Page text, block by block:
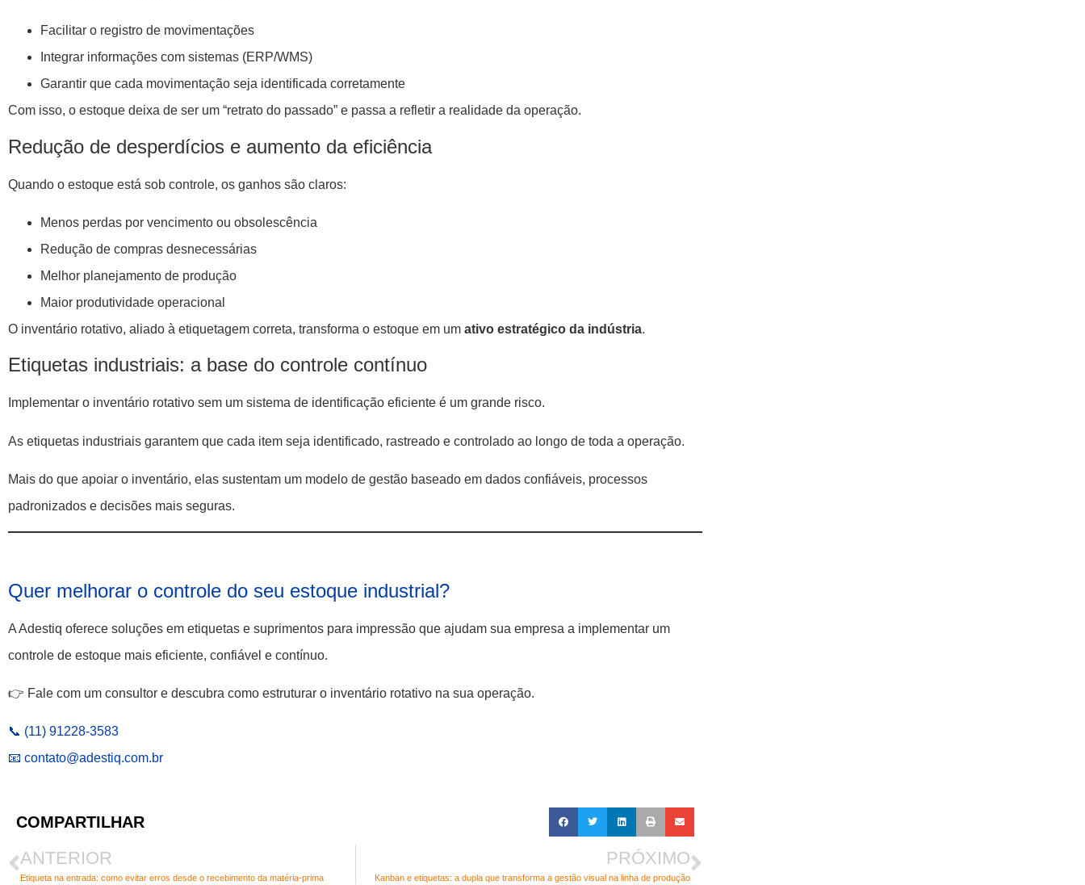
Facilitar o registro de movimentações
Integrar informações com sistemas (ERP/WMS)
Garantir que cada movimentação seja identificada corretamente
Com isso, o estoque deixa de ser um “retrato do passado” e passa a refletir a realidade da operação.
Redução de desperdícios e aumento da eficiência
Quando o estoque está sob controle, os ganhos são claros:
Menos perdas por vencimento ou obsolescência
Redução de compras desnecessárias
Melhor planejamento de produção
Maior produtividade operacional
O inventário rotativo, aliado à etiquetagem correta, transforma o estoque em um ativo estratégico da indústria.
Etiquetas industriais: a base do controle contínuo
Implementar o inventário rotativo sem um sistema de identificação eficiente é um grande risco.
As etiquetas industriais garantem que cada item seja identificado, rastreado e controlado ao longo de toda a operação.
Mais do que apoiar o inventário, elas sustentam um modelo de gestão baseado em dados confiáveis, processos
padronizados e decisões mais seguras.
Quer melhorar o controle do seu estoque industrial?
A Adestiq oferece soluções em etiquetas e suprimentos para impressão que ajudam sua empresa a implementar um
controle de estoque mais eficiente, confiável e contínuo.
👉 Fale com um consultor e descubra como estruturar o inventário rotativo na sua operação.
📞 (11) 91228-3583
📧 contato@adestiq.com.br
COMPARTILHAR
ANTERIOR
Etiqueta na entrada: como evitar erros desde o recebimento da matéria-prima
PRÓXIMO
Kanban e etiquetas: a dupla que transforma a gestão visual na linha de produção